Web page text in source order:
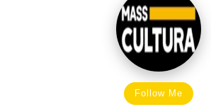
Follow Me